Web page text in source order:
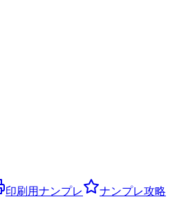
印刷用ナンプレ
ナンプレ攻略